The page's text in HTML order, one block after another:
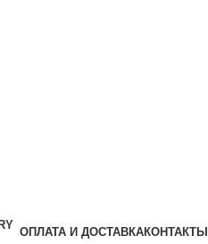
ОПЛАТА И ДОСТАВКАКОНТАКТЫ